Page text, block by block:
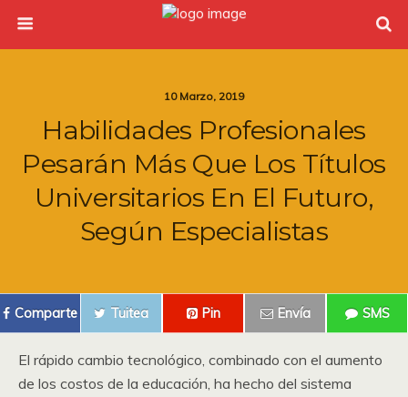
10 Marzo, 2019
Habilidades Profesionales
Pesarán Más Que Los Títulos
Universitarios En El Futuro,
Según Especialistas
Comparte Tuitea Pin Envía SMS
El rápido cambio tecnológico, combinado con el aumento
de los costos de la educación, ha hecho del sistema